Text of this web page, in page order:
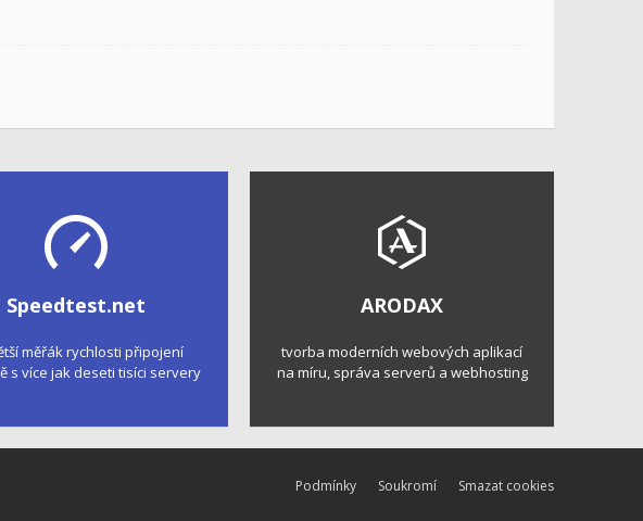
Speedtest.net
měřák rychlosti připojení
s více jak deseti tisíci servery
ARODAX
tvorba moderních webových aplikací
na míru, správa serverů a webhosting
Smazat cookies
Soukromí
Podmínky